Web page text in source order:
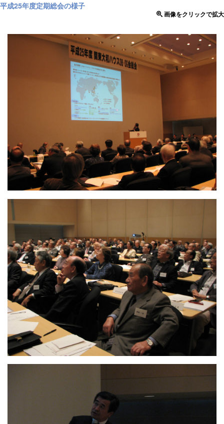
平成25年度定期総会の様子
画像をクリックで拡大